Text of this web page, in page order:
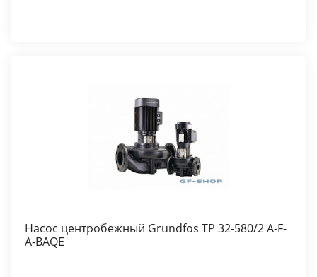
Насос центробежный Grundfos TP 32-580/2 A-F-
A-BAQE